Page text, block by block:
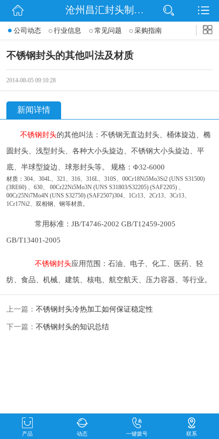
网站首页
沧州昌汇封头制造有限公司
公司动态 行业信息 常见问题 采购指南
不锈钢封头的其他叫法及材质
2014-08-05 09:10:28
新闻详情
不锈钢封头的其他叫法：不锈钢无直边封头、桶体旋边、椭
圆封头、浅型封头、各种大小头旋边、不锈钢大小头旋边、平
底、半球型旋边、球形封头等。规格：Ф32-6000
材质：304、304L、321、316、316L、310S、00Cr18Ni5Mo3Si2 (UNS S31500)
(3RE60) 、630、 00Cr22Ni5Mo3N (UNS S31803/S32205) (SAF2205) 、
00Cr25Ni7Mo4N (UNS S32750) (SAF2507)304、1Cr13、2Cr13、3Cr13、
1Cr17Ni2、双相钢、钢等材质。
常用标准：JB/T4746-2002 GB/T12459-2005
GB/T13401-2005
不锈钢封头应用范围：石油、电子、化工、医药、轻
纺、食品、机械、建筑、核电、航空航天、压力容器、等行业。
上一篇：不锈钢封头冷热加工如何保证稳定性
下一篇：不锈钢封头的知识总结
产品 动态 一键拨号 联系